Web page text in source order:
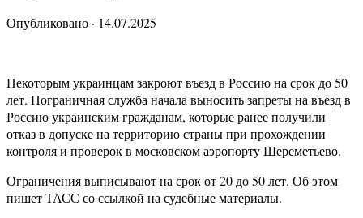
Опубликовано · 14.07.2025
Некоторым украинцам закроют въезд в Россию на срок до 50
лет. Пограничная служба начала выносить запреты на въезд в
Россию украинским гражданам, которые ранее получили
отказ в допуске на территорию страны при прохождении
контроля и проверок в московском аэропорту Шереметьево.
Ограничения выписывают на срок от 20 до 50 лет. Об этом
пишет ТАСС со ссылкой на судебные материалы.